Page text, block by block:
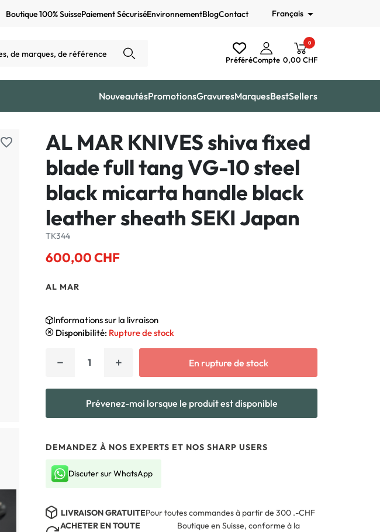
Boutique 100% SuissePaiement SécuriséEnvironnementBlogContact Français 
PréféréCompte
0
0,00 CHF
NouveautésPromotionsGravuresMarquesBestSellers
favorite_border
AL MAR KNIVES shiva fixed
blade full tang VG-10 steel
black micarta handle black
leather sheath SEKI Japan
TK344
600,00 CHF
AL MAR
Informations sur la livraison
Disponibilité: Rupture de stock
− + En rupture de stock
Prévenez-moi lorsque le produit est disponible
DEMANDEZ À NOS EXPERTS ET NOS SHARP USERS
Discuter sur WhatsApp
LIVRAISON GRATUITEPour toutes commandes à partir de 300 .-CHF
ACHETER EN TOUTE
Boutique en Suisse, conforme à la